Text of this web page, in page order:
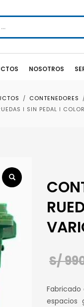
NOSOTROS
CONTENEDORES
ǀ SIN PEDAL ǀ
S/
espacios